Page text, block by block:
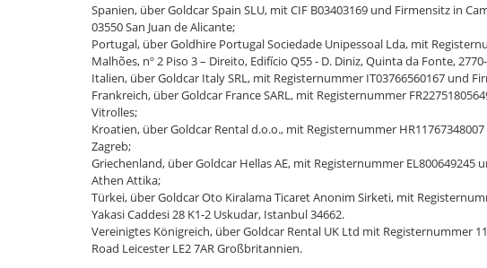
Spanien, über Goldcar Spain SLU, mit CIF B03403169 und Firmensitz in
03550 San Juan de Alicante;
Portugal, über Goldhire Portugal Sociedade Unipessoal Lda, mit
Malhões, nº 2 Piso 3 – Direito, Edifício Q55 - D. Diniz, Quinta da Fonte,
Italien, über Goldcar Italy SRL, mit Registernummer IT03766560167 und
Frankreich, über Goldcar France SARL, mit Registernummer
Vitrolles;
Kroatien, über Goldcar Rental d.o.o., mit Registernummer
Zagreb;
Griechenland, über Goldcar Hellas AE, mit Registernummer EL800649245
Athen Attika;
Türkei, über Goldcar Oto Kiralama Ticaret Anonim Sirketi, mit
Yakasi Caddesi 28 K1-2 Uskudar, Istanbul 34662.
Vereinigtes Königreich, über Goldcar Rental UK Ltd mit Registernummer
Road Leicester LE2 7AR Großbritannien.